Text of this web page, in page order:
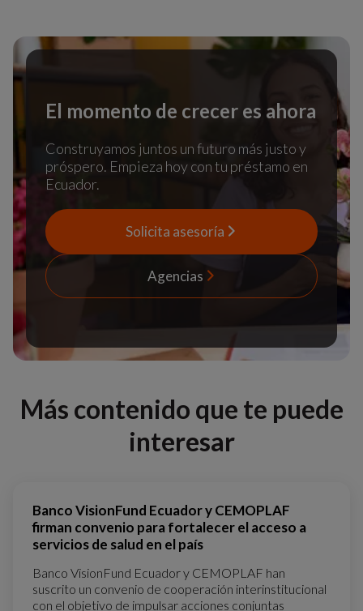
El momento de crecer es ahora
Construyamos juntos un futuro más justo y
próspero. Empieza hoy con tu préstamo en
Ecuador.
Solicita asesoría
Agencias
Más contenido que te puede
interesar
Banco VisionFund Ecuador y CEMOPLAF
firman convenio para fortalecer el acceso a
servicios de salud en el país
Banco VisionFund Ecuador y CEMOPLAF han
suscrito un convenio de cooperación interinstitucional
con el objetivo de impulsar acciones conjuntas